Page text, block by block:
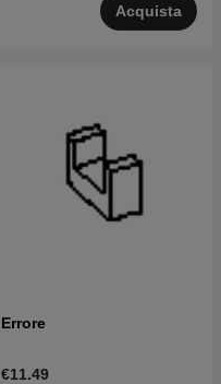
Acquista
Errore
€11.49